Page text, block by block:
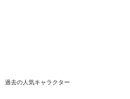
過去の人気キャラクター